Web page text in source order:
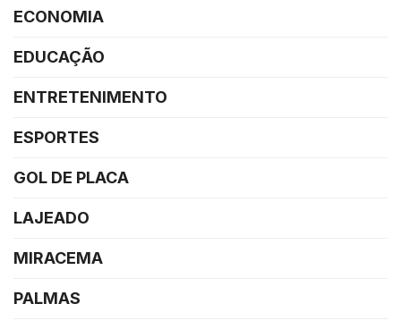
ECONOMIA
EDUCAÇÃO
ENTRETENIMENTO
ESPORTES
GOL DE PLACA
LAJEADO
MIRACEMA
PALMAS